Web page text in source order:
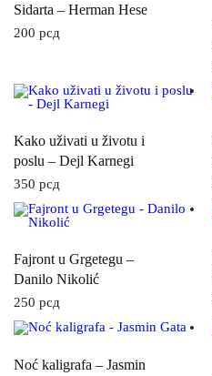
Sidarta – Herman Hese
200 рсд
Kako uživati u životu i
poslu – Dejl Karnegi
350 рсд
Fajront u Grgetegu –
Danilo Nikolić
250 рсд
Noć kaligrafa – Jasmin